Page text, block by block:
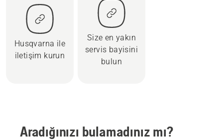
Husqvarna ile
iletişim kurun
Size en yakın
servis bayisini
bulun
Aradığınızı bulamadınız mı?